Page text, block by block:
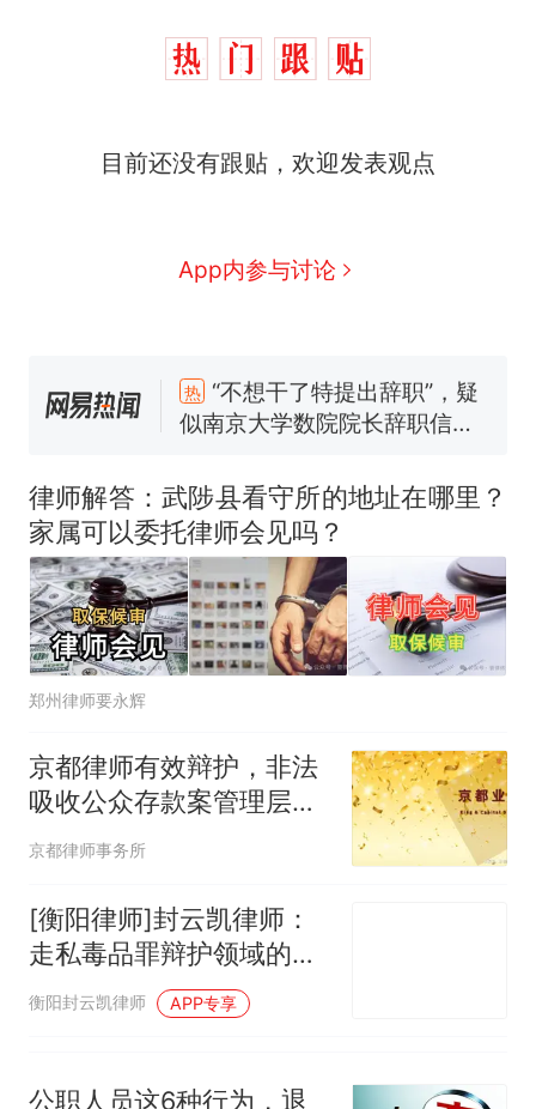
目前还没有跟贴，欢迎发表观点
App内参与讨论
热
“不想干了特提出辞职”，疑
似南京大学数院院长辞职信流
任院长一职，不清楚辞职信来
源；曾用手绘图做头像
号，仅凭视频评出？中国烹饪
协会回应
男子上山采菌偶然发现鸡枞菌
窝，原地守1天等它长大：挖了
140多朵
美国渔民钓获鲨鱼徒手将其拽
回大海 目击者直呼震惊 （视频
来源：参考消息）
制裁瓜子饺子，美国怕什么？
热 “不想干了特提出辞职”，疑
似南京大学数院院长辞职信流
传，院方回应：喻良教授已卸
任院长一职，不清楚辞职信来
源；曾用手绘图做头像
律师解答：武陟县看守所的地址在哪里？
家属可以委托律师会见吗？
郑州律师要永辉
京都律师有效辩护，非法
吸收公众存款案管理层当
事人成功取保
京都律师事务所
[衡阳律师]封云凯律师：
走私毒品罪辩护领域的卓
越之选
衡阳封云凯律师 APP专享
公职人员这6种行为，退